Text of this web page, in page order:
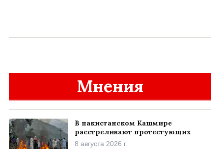
Мнения
В пакистанском Кашмире
расстреливают протестующих
8 августа 2026 г.